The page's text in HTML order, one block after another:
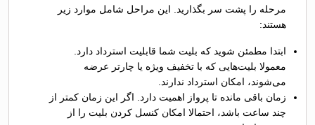
مرحله را پشت سر بگذارید. این مراحل شامل موارد زیر
هستند:
ابتدا مطمئن شوید که بلیت شما قابلیت استرداد دارد.
معمولا بلیت‌هایی که با تخفیف ویژه یا چارتر عرضه
می‌شوند، امکان استرداد ندارند.
زمان باقی مانده تا پرواز اهمیت دارد. اگر این زمان کمتر از
چند ساعت باشد، احتمالا امکان کنسل کردن بلیت را از